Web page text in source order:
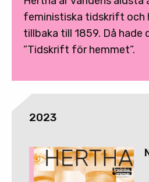
feministiska tidskrift och
tillbaka till 1859. Då hade
”Tidskrift för hemmet”.
2023